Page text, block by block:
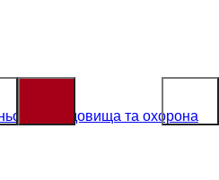
середовища та охорона